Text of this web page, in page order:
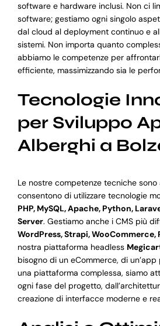
software e hardware inclusi. Non ci
software; gestiamo ogni singolo
dal cloud al deployment continuo e
sistemi. Non importa quanto
abbiamo le competenze per
efficiente, massimizzando sia le
Tecnologie
per Sviluppo
Alberghi a
Le nostre competenze tecniche
consentono di utilizzare tecnologie
PHP, MySQL, Apache, Python,
Server. Gestiamo anche i CMS più
WordPress, Strapi, WooCommerce,
nostra piattaforma headless
bisogno di un eCommerce, di
una piattaforma complessa, siamo
ogni fase del progetto,
creazione di interfacce moderne e